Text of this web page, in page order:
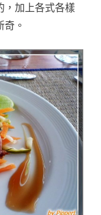
，加上各式各樣
。